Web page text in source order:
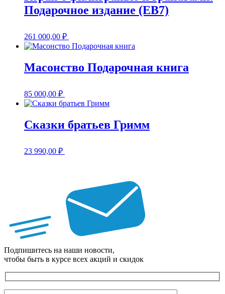
Подарочное издание (EB7)
261 000,00 ₽
Масонство Подарочная книга
85 000,00 ₽
Сказки братьев Гримм
23 990,00 ₽
Подпишитесь на наши новости,
чтобы быть в курсе всех акций и скидок